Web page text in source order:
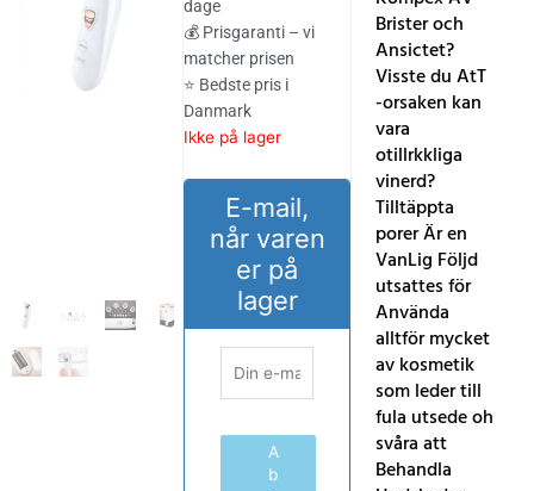
266.00 kr..
178.00 kr..
dage
💰 Prisgaranti – vi
matcher prisen
⭐ Bedste pris i
Danmark
Ikke på lager
E-mail,
når varen
er på
lager
A
b
Brister och
Ansictet?
Visste du AtT
-orsaken kan
vara
otillrkkliga
vinerd?
Tilltäppta
porer Är en
VanLig Följd
utsattes för
Använda
alltför mycket
av kosmetik
som leder till
fula utsede oh
svåra att
Behandla